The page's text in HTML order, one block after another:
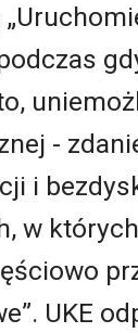
-
i
w
UKE